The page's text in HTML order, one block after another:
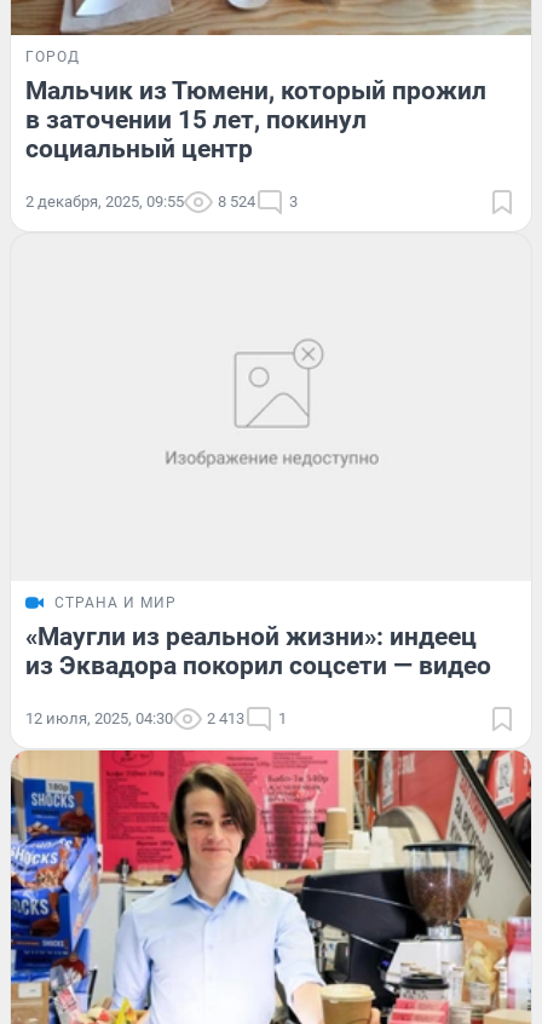
ГОРОД
Мальчик из Тюмени, который прожил
в заточении 15 лет, покинул
социальный центр
2 декабря, 2025, 09:55 8 524 3
СТРАНА И МИР
«Маугли из реальной жизни»: индеец
из Эквадора покорил соцсети — видео
12 июля, 2025, 04:30 2 413 1